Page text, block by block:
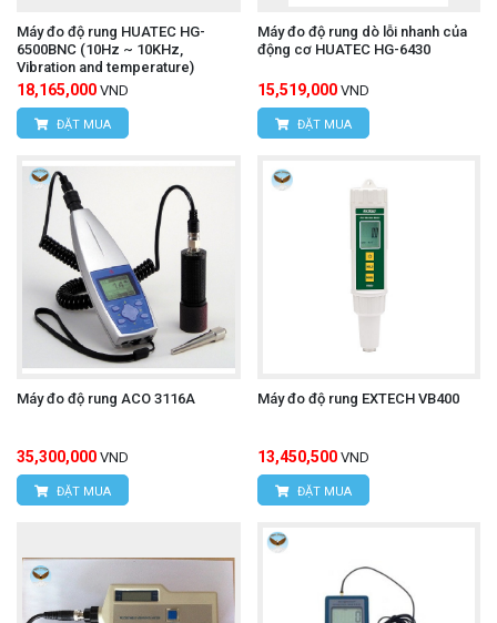
Máy đo độ rung HUATEC HG-
6500BNC (10Hz ~ 10KHz,
Vibration and temperature)
18,165,000 VND
ĐẶT MUA
Máy đo độ rung dò lỗi nhanh của
động cơ HUATEC HG-6430
15,519,000 VND
ĐẶT MUA
Máy đo độ rung ACO 3116A
35,300,000 VND
ĐẶT MUA
Máy đo độ rung EXTECH VB400
13,450,500 VND
ĐẶT MUA